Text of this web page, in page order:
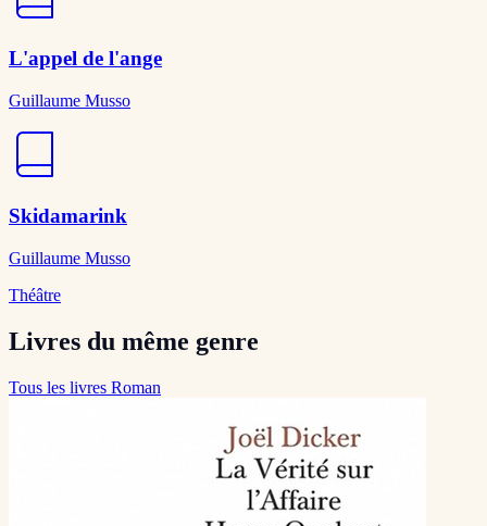
L'appel de l'ange
Guillaume Musso
Skidamarink
Guillaume Musso
Théâtre
Livres du même genre
Tous les livres Roman